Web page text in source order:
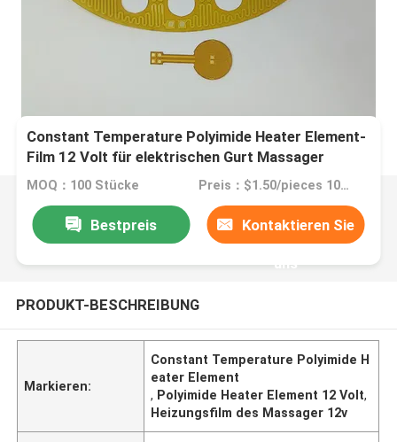
Constant Temperature Polyimide Heater Element-
Film 12 Volt für elektrischen Gurt Massager
MOQ：100 Stücke Preis：$1.50/pieces 100-199 pieces
Bestpreis Kontaktieren Sie
uns
PRODUKT-BESCHREIBUNG
Markieren:
Constant Temperature Polyimide H
eater Element
, Polyimide Heater Element 12 Volt,
Heizungsfilm des Massager 12v